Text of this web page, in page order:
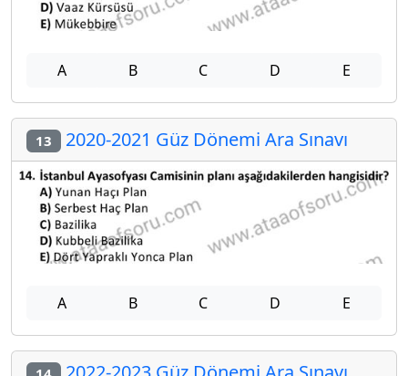
A B C D E
13 2020-2021 Güz Dönemi Ara Sınavı
A B C D E